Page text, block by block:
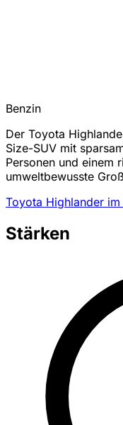
Benzin
Der Toyota
Size-SUV mit
Personen und einem
umweltbewusste
Toyota Highlander im
Stärken